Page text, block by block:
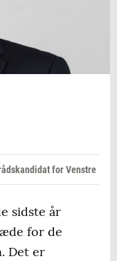
for Venstre
sidste år
for de
Det er